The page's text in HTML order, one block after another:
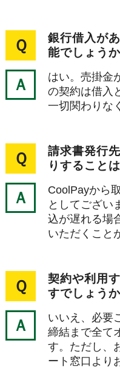
Ｑ
銀行借入が
能でしょう
Ａ
はい。売掛金
の契約は借入
一切関わりな
Ｑ
請求書発行
りすること
Ａ
CoolPayから
としてござい
込が遅れる場
いただくこと
Ｑ
契約や利用
すでしょう
Ａ
いいえ、必要
締結まで全て
す。ただし、
ート窓口より